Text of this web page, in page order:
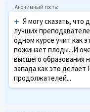
+ Я могу сказать, что
лучших
одном курсе учит как
пожинает плоды...И
высшего образования
запада как это
продолжателей...